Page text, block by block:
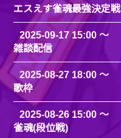
エスえす雀魂最強決定戦
2025-09-17 15:00
雑談配信
2025-08-27 18:00
歌枠
2025-08-26 15:00
雀魂(段位戦)